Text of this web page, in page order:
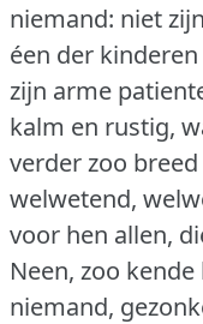
niemand: niet
éen der
zijn arme
kalm en rustig,
verder zoo
welwetend,
voor hen allen,
Neen, zoo
niemand,